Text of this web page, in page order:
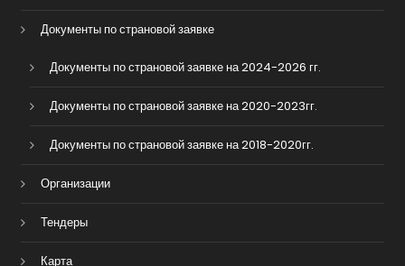
Документы по страновой заявке
Документы по страновой заявке на 2024-2026 гг.
Документы по страновой заявке на 2020-2023гг.
Документы по страновой заявке на 2018-2020гг.
Организации
Тендеры
Карта